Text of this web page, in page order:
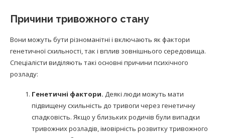
Причини тривожного стану
Вони можуть бути різноманітні і включають як фактори
генетичної схильності, так і вплив зовнішнього середовища.
Спеціалісти виділяють такі основні причини психічного
розладу:
Генетичні фактори. Деякі люди можуть мати
підвищену схильність до тривоги через генетичну
спадковість. Якщо у близьких родичів були випадки
тривожних розладів, імовірність розвитку тривожного